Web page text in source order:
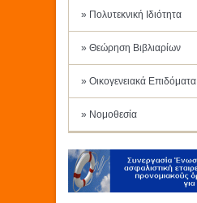
» Πολυτεκνική Ιδιότητα
» Θεώρηση Βιβλιαρίων
» Οικογενειακά Επιδόματα
» Νομοθεσία